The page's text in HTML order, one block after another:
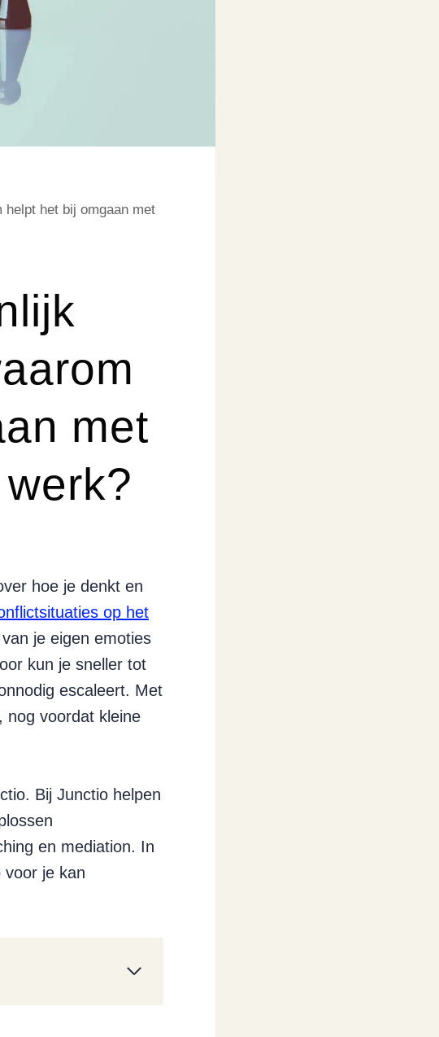
het bij omgaan met
met
hoe je denkt en
op het
je eigen emoties
kun je sneller tot
escaleert. Met
nog voordat kleine
Bij Junctio helpen
en mediation. In
voor je kan